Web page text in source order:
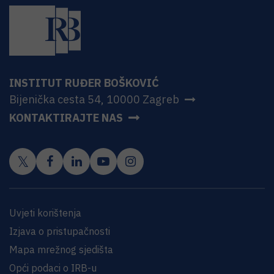
INSTITUT RUĐER BOŠKOVIĆ
Bijenička cesta 54, 10000 Zagreb
KONTAKTIRAJTE NAS
Uvjeti korištenja
Izjava o pristupačnosti
Mapa mrežnog sjedišta
Opći podaci o IRB-u